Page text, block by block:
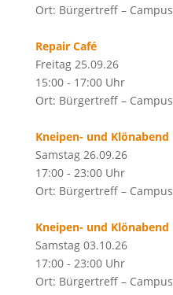
Ort: Bürgertreff – Campus
Repair Café
Freitag 25.09.26
15:00 - 17:00 Uhr
Ort: Bürgertreff – Campus
Kneipen- und Klönabend
Samstag 26.09.26
17:00 - 23:00 Uhr
Ort: Bürgertreff – Campus
Kneipen- und Klönabend
Samstag 03.10.26
17:00 - 23:00 Uhr
Ort: Bürgertreff – Campus